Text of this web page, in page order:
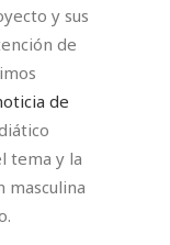
y sus
de
de
tema y la
masculina